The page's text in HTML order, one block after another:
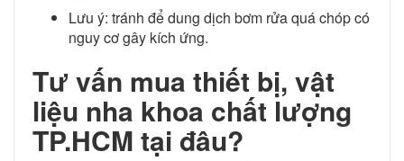
Lưu ý: tránh để dung dịch bơm rửa quá chóp có
nguy cơ gây kích ứng.
Tư vấn mua thiết bị, vật
liệu nha khoa chất lượng
TP.HCM tại đâu?